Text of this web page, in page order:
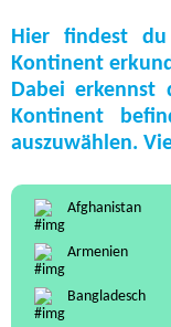
Hier findest
Kontinent
Dabei erkennst
Kontinent
auszuwählen.
Afghanistan
Armenien
Bangladesch